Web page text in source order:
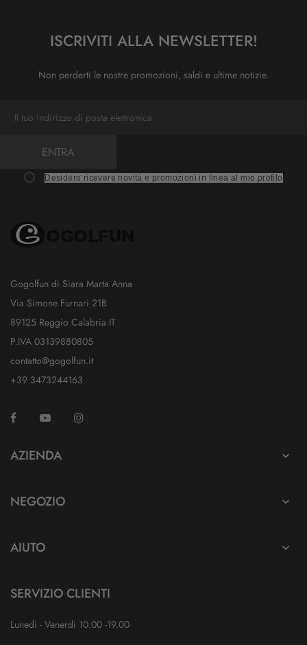
ISCRIVITI ALLA NEWSLETTER!
Non perderti le nostre promozioni, saldi e ultime notizie.
ENTRA
Desidero ricevere novità e promozioni in linea al mio profilo
Gogolfun di Siara Marta Anna
Via Simone Furnari 21B
89125 Reggio Calabria IT
P.IVA 03139880805
contatto@gogolfun.it
+39 3473244163
Facebook YouTube
AZIENDA 
NEGOZIO 
AIUTO 
SERVIZIO CLIENTI
Lunedi - Venerdi 10.00 -19.00